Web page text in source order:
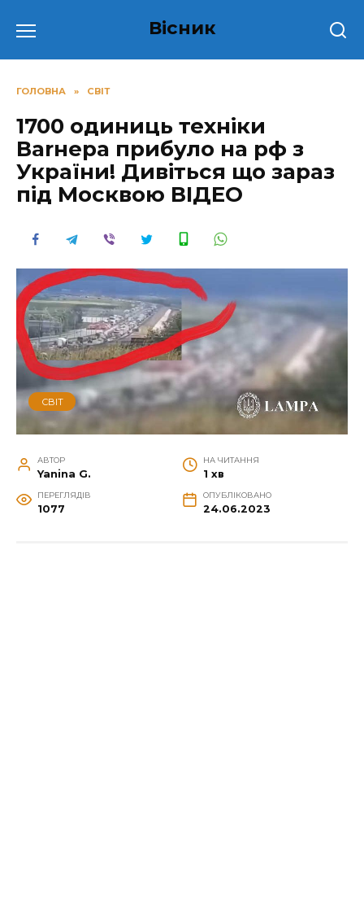
до
Вісник
ГОЛОВНА » СВІТ
1700 одиниць техніки
Ваrнepа прибуло на рф з
Укpаїни! Дивіться що заpаз
пiд Москвою ВІДЕО
СВІТ
АВТОР
Yanina G.
НА ЧИТАННЯ
1 хв
ПЕРЕГЛЯДІВ
1077
ОПУБЛІКОВАНО
24.06.2023